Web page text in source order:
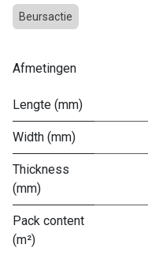
Beursactie
Afmetingen
Lengte (mm)
Width (mm)
Thickness
(mm)
Pack content
(m²)